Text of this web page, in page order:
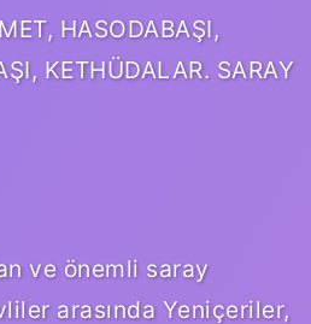
HASODABAŞI,
KETHÜDALAR. SARAY
ve önemli saray
arasında Yeniçeriler,